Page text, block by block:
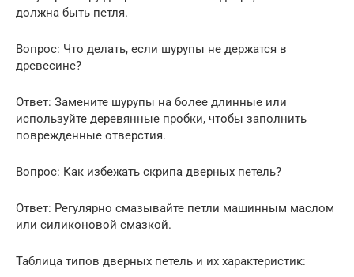
должна быть петля.
Вопрос: Что делать, если шурупы не держатся в
древесине?
Ответ: Замените шурупы на более длинные или
используйте деревянные пробки, чтобы заполнить
поврежденные отверстия.
Вопрос: Как избежать скрипа дверных петель?
Ответ: Регулярно смазывайте петли машинным маслом
или силиконовой смазкой.
Таблица типов дверных петель и их характеристик: